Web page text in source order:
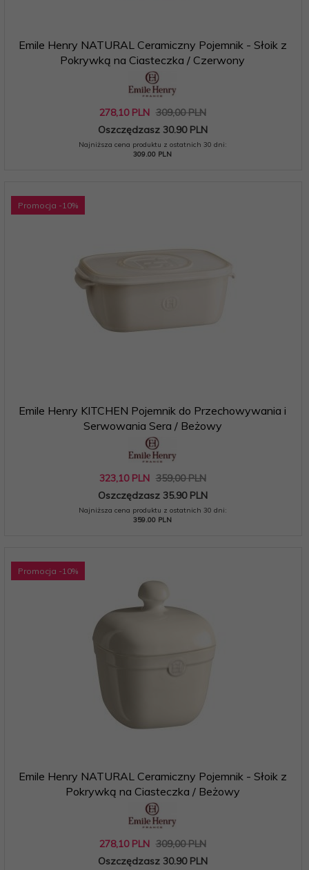
Emile Henry NATURAL Ceramiczny Pojemnik - Słoik z
Pokrywką na Ciasteczka / Czerwony
278,10 PLN 309,00 PLN
Oszczędzasz 30.90 PLN
Najniższa cena produktu z ostatnich 30 dni:
309.00 PLN
Promocja -10%
Emile Henry KITCHEN Pojemnik do Przechowywania i
Serwowania Sera / Beżowy
323,10 PLN 359,00 PLN
Oszczędzasz 35.90 PLN
Najniższa cena produktu z ostatnich 30 dni:
359.00 PLN
Promocja -10%
Emile Henry NATURAL Ceramiczny Pojemnik - Słoik z
Pokrywką na Ciasteczka / Beżowy
278,10 PLN 309,00 PLN
Oszczędzasz 30.90 PLN